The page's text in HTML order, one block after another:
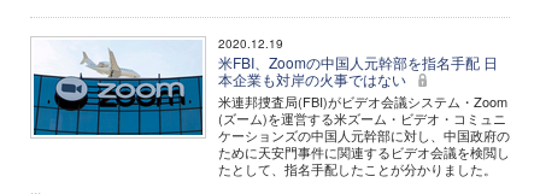
2020.12.19
米FBI、Zoomの中国人元幹部を指名手配 日
本企業も対岸の火事ではない
米連邦捜査局(FBI)がビデオ会議システム・Zoom
(ズーム)を運営する米ズーム・ビデオ・コミュニ
ケーションズの中国人元幹部に対し、中国政府の
ために天安門事件に関連するビデオ会議を検閲し
たとして、指名手配したことが分かりました。
...